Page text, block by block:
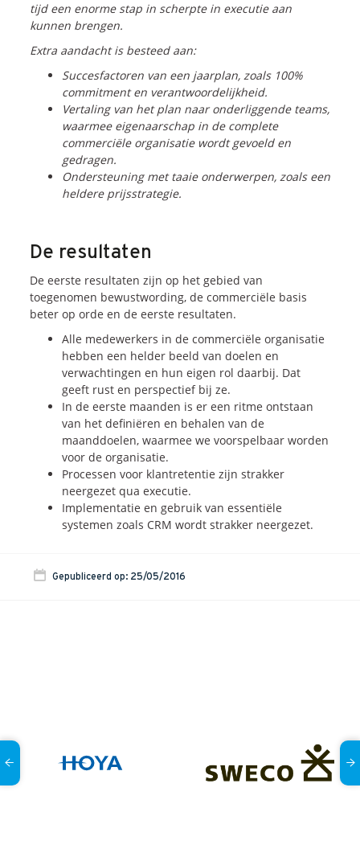
tijd een enorme stap in scherpte in executie aan
kunnen brengen.
Extra aandacht is besteed aan:
Succesfactoren van een jaarplan, zoals 100%
commitment en verantwoordelijkheid.
Vertaling van het plan naar onderliggende teams,
waarmee eigenaarschap in de complete
commerciële organisatie wordt gevoeld en
gedragen.
Ondersteuning met taaie onderwerpen, zoals een
heldere prijsstrategie.
De resultaten
De eerste resultaten zijn op het gebied van
toegenomen bewustwording, de commerciële basis
beter op orde en de eerste resultaten.
Alle medewerkers in de commerciële organisatie
hebben een helder beeld van doelen en
verwachtingen en hun eigen rol daarbij. Dat
geeft rust en perspectief bij ze.
In de eerste maanden is er een ritme ontstaan
van het definiëren en behalen van de
maanddoelen, waarmee we voorspelbaar worden
voor de organisatie.
Processen voor klantretentie zijn strakker
neergezet qua executie.
Implementatie en gebruik van essentiële
systemen zoals CRM wordt strakker neergezet.
Gepubliceerd op: 25/05/2016